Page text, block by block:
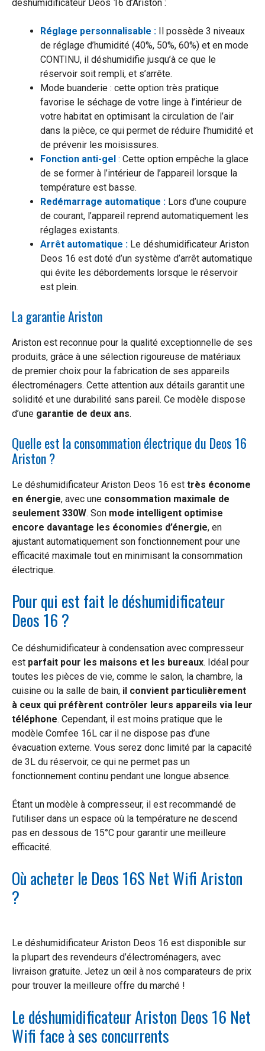
déshumidificateur Deos 16 d’Ariston :
Réglage personnalisable : Il possède 3 niveaux
de réglage d’humidité (40%, 50%, 60%) et en mode
CONTINU, il déshumidifie jusqu’à ce que le
réservoir soit rempli, et s’arrête.
Mode buanderie : cette option très pratique
favorise le séchage de votre linge à l’intérieur de
votre habitat en optimisant la circulation de l’air
dans la pièce, ce qui permet de réduire l’humidité et
de prévenir les moisissures.
Fonction anti-gel : Cette option empêche la glace
de se former à l’intérieur de l’appareil lorsque la
température est basse.
Redémarrage automatique : Lors d’une coupure
de courant, l’appareil reprend automatiquement les
réglages existants.
Arrêt automatique : Le déshumidificateur Ariston
Deos 16 est doté d’un système d’arrêt automatique
qui évite les débordements lorsque le réservoir
est plein.
La garantie Ariston
Ariston est reconnue pour la qualité exceptionnelle de ses
produits, grâce à une sélection rigoureuse de matériaux
de premier choix pour la fabrication de ses appareils
électroménagers. Cette attention aux détails garantit une
solidité et une durabilité sans pareil. Ce modèle dispose
d’une garantie de deux ans.
Quelle est la consommation électrique du Deos 16
Ariston ?
Le déshumidificateur Ariston Deos 16 est très économe
en énergie, avec une consommation maximale de
seulement 330W. Son mode intelligent optimise
encore davantage les économies d’énergie, en
ajustant automatiquement son fonctionnement pour une
efficacité maximale tout en minimisant la consommation
électrique.
Pour qui est fait le déshumidificateur
Deos 16 ?
Ce déshumidificateur à condensation avec compresseur
est parfait pour les maisons et les bureaux. Idéal pour
toutes les pièces de vie, comme le salon, la chambre, la
cuisine ou la salle de bain, il convient particulièrement
à ceux qui préfèrent contrôler leurs appareils via leur
téléphone. Cependant, il est moins pratique que le
modèle Comfee 16L car il ne dispose pas d’une
évacuation externe. Vous serez donc limité par la capacité
de 3L du réservoir, ce qui ne permet pas un
fonctionnement continu pendant une longue absence.
Étant un modèle à compresseur, il est recommandé de
l’utiliser dans un espace où la température ne descend
pas en dessous de 15°C pour garantir une meilleure
efficacité.
Où acheter le Deos 16S Net Wifi Ariston
?
Le déshumidificateur Ariston Deos 16 est disponible sur
la plupart des revendeurs d’électroménagers, avec
livraison gratuite. Jetez un œil à nos comparateurs de prix
pour trouver la meilleure offre du marché !
Le déshumidificateur Ariston Deos 16 Net
Wifi face à ses concurrents